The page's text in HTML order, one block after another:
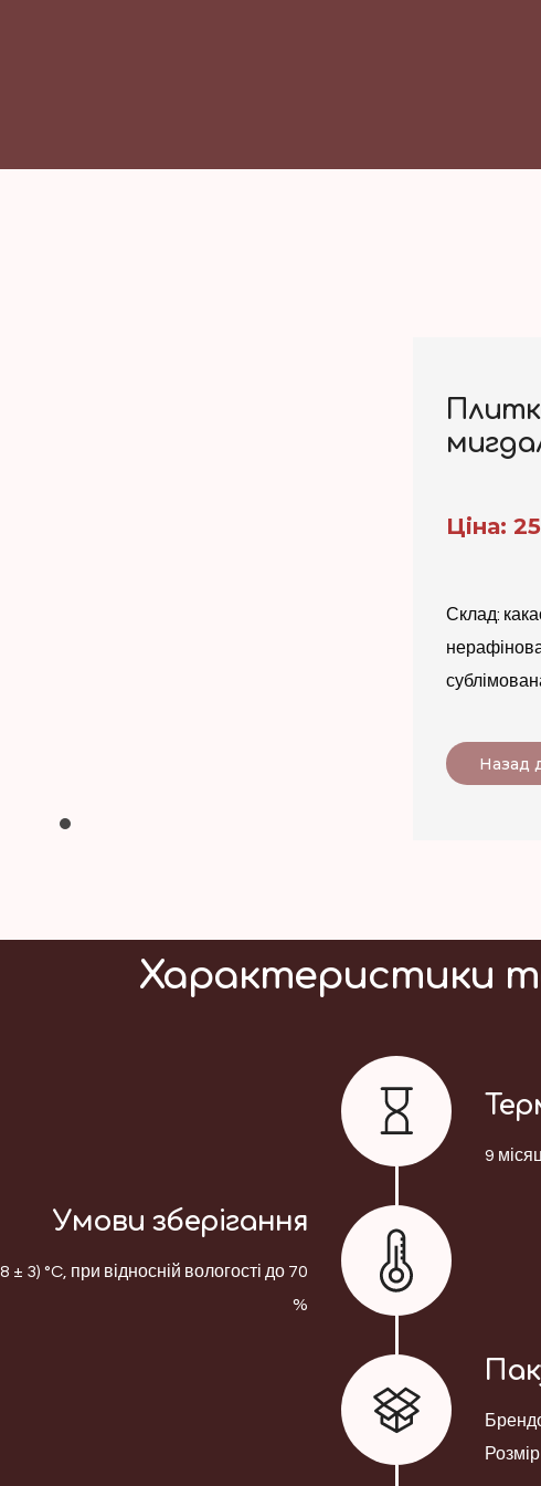
Ціна:
Склад:
Назад
Характеристики
9
Умови зберігання
± 3) °C, при відносній вологості до 70
%